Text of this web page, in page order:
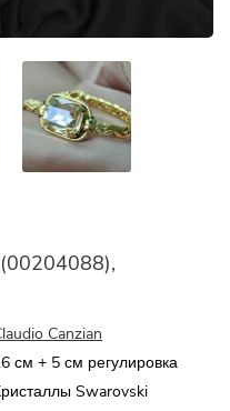
Canzian
см + 5 см регулировка
Swarovski